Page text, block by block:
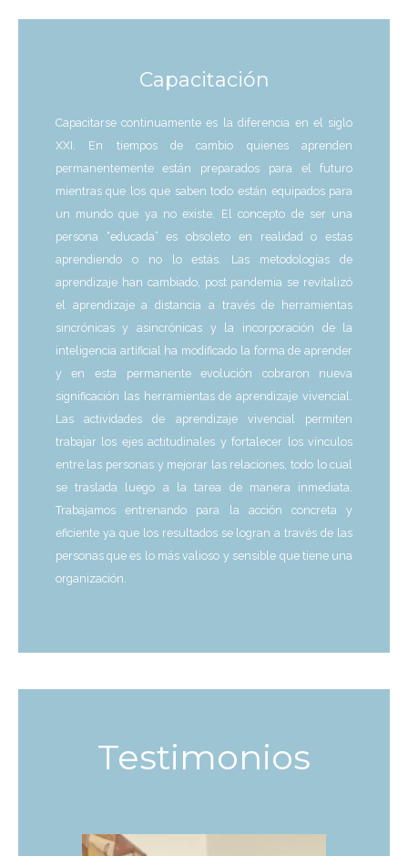
Capacitación
Capacitarse continuamente es la diferencia en el siglo
XXI. En tiempos de cambio quienes aprenden
permanentemente están preparados para el futuro
mientras que los que saben todo están equipados para
un mundo que ya no existe. El concepto de ser una
persona “educada” es obsoleto en realidad o estas
aprendiendo o no lo estás. Las metodologías de
aprendizaje han cambiado, post pandemia se revitalizó
el aprendizaje a distancia a través de herramientas
sincrónicas y asincrónicas y la incorporación de la
inteligencia artificial ha modificado la forma de aprender
y en esta permanente evolución cobraron nueva
significación las herramientas de aprendizaje vivencial.
Las actividades de aprendizaje vivencial permiten
trabajar los ejes actitudinales y fortalecer los vínculos
entre las personas y mejorar las relaciones, todo lo cual
se traslada luego a la tarea de manera inmediata.
Trabajamos entrenando para la acción concreta y
eficiente ya que los resultados se logran a través de las
personas que es lo más valioso y sensible que tiene una
organización.
Testimonios